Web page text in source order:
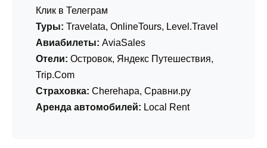
Клик в Телеграм
Туры: Travelata, OnlineTours, Level.Travel
Авиабилеты: AviaSales
Отели: Островок, Яндекс Путешествия,
Trip.Com
Страховка: Cherehapa, Сравни.ру
Аренда автомобилей: Local Rent